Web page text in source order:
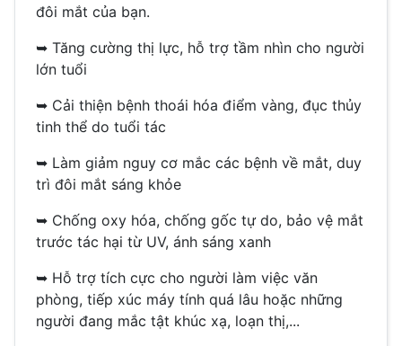
đôi mắt của bạn.
➥ Tăng cường thị lực, hỗ trợ tầm nhìn cho người
lớn tuổi
➥ Cải thiện bệnh thoái hóa điểm vàng, đục thủy
tinh thể do tuổi tác
➥ Làm giảm nguy cơ mắc các bệnh về mắt, duy
trì đôi mắt sáng khỏe
➥ Chống oxy hóa, chống gốc tự do, bảo vệ mắt
trước tác hại từ UV, ánh sáng xanh
➥ Hỗ trợ tích cực cho người làm việc văn
phòng, tiếp xúc máy tính quá lâu hoặc những
người đang mắc tật khúc xạ, loạn thị,...